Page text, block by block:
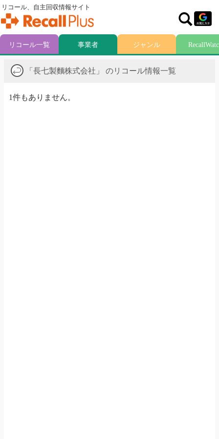
「長七製麵株式会社」 のリコール情報一覧
1件もありません。
リコール、自主回収情報サイト
リコール一覧 事業者 ジャンル